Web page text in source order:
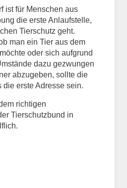
ist für Menschen aus
die erste Anlaufstelle,
Tierschutz geht.
man ein Tier aus dem
oder sich aufgrund
dazu gezwungen
abzugeben, sollte die
die erste Adresse sein.
richtigen
Tierschutzbund in